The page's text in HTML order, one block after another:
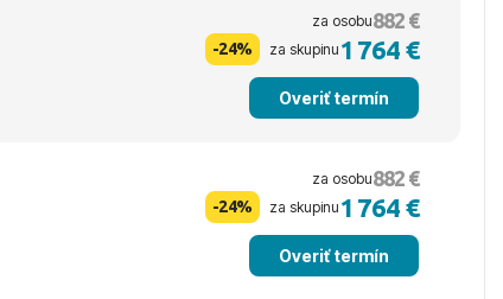
za osobu882 €
-24% za skupinu 1 764 €
Overiť termín
za osobu882 €
-24% za skupinu 1 764 €
Overiť termín